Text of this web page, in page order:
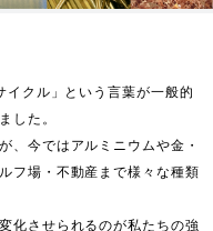
クル」という言葉が一般的
した。
、今ではアルミニウムや金・
フ場・不動産まで様々な種類
化させられるのが私たちの強